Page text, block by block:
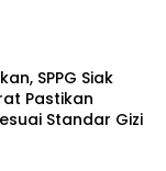
SPPG Siak
Pastikan
Standar Gizi